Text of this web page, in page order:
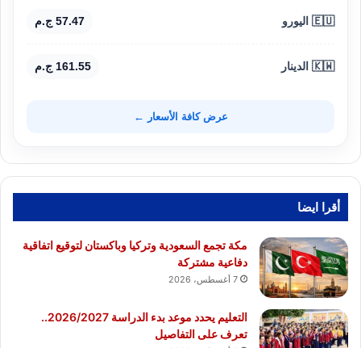
🇪🇺 اليورو 57.47 ج.م
🇰🇼 الدينار 161.55 ج.م
عرض كافة الأسعار ←
أقرا ايضا
مكة تجمع السعودية وتركيا وباكستان لتوقيع اتفاقية
دفاعية مشتركة
7 أغسطس، 2026
التعليم يحدد موعد بدء الدراسة 2026/2027..
تعرف على التفاصيل